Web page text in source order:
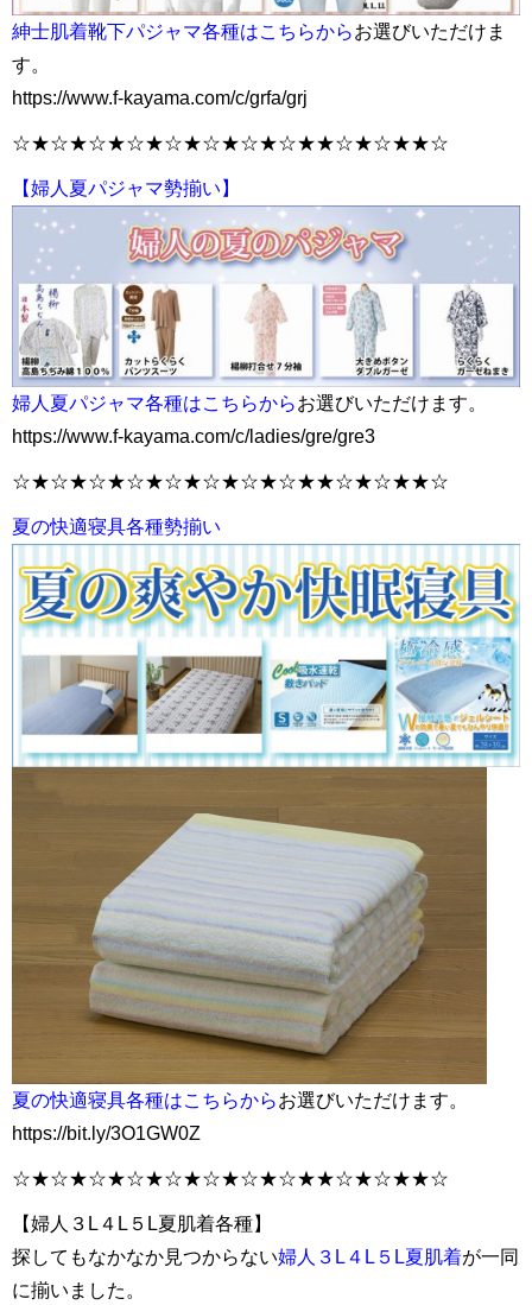
紳士肌着靴下パジャマ各種はこちらからお選びいただけま
す。
https://www.f-kayama.com/c/grfa/grj
☆★☆★☆★☆★☆★☆★☆★☆★★☆★☆★★☆
【婦人夏パジャマ勢揃い】
婦人夏パジャマ各種はこちらからお選びいただけます。
https://www.f-kayama.com/c/ladies/gre/gre3
☆★☆★☆★☆★☆★☆★☆★☆★★☆★☆★★☆
夏の快適寝具各種勢揃い
夏の快適寝具各種はこちらからお選びいただけます。
https://bit.ly/3O1GW0Z
☆★☆★☆★☆★☆★☆★☆★☆★★☆★☆★★☆
【婦人３L４L５L夏肌着各種】
探してもなかなか見つからない婦人３L４L５L夏肌着が一同
に揃いました。